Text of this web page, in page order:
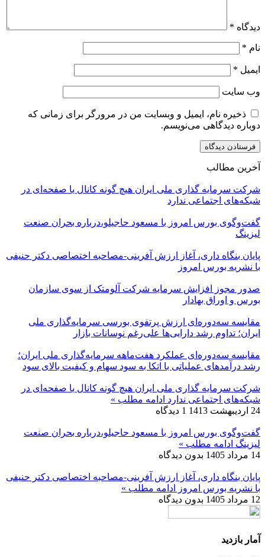
دیدگاه *
نام *
ایمیل *
وب‌ سایت
ذخیره نام، ایمیل و وبسایت من در مرورگر برای زمانی که
دوباره دیدگاهی می‌نویسم.
آخرین مطالب
شرکت سرمایه گذاری ملی ایران هیچ گونه کانال یا صفحه‌ای در
شبکه‌های اجتماعی ندارد
گفت‌وگوی بورس امروز با مسعود حاجیلو،درباره بحران صنعت
لیزینگ
پایان بنگاه داری، آغاز ارزش آفرینی-مصاحبه اختصاصی دکتر حنیفی
با نشریه بورس امروز
صدور مجوز افزایش سرمایه شرکت آلومتک از سوی سازمان
بورس و اوراق بهادار
مقایسه سه‌دوره‌ای ارزش پرتفوی بورسی سرمایه‌گذاری ملی
ایران؛ تداوم رشد دارایی‌ها علی‌رغم نوسانات بازار
مقایسه سه‌دوره‌ای عملکرد هفت‌ماهه سرمایه‌گذاری ملی ایران؛
رشد درآمدهای عملیاتی با اتکا به سود سهام و کیفیت بالای سود
شرکت سرمایه گذاری ملی ایران هیچ گونه کانال یا صفحه‌ای در
شبکه‌های اجتماعی ندارد ادامه مطلب »
24 اردیبهشت 1413
1 دیدگاه
گفت‌وگوی بورس امروز با مسعود حاجیلو،درباره بحران صنعت
لیزینگ ادامه مطلب »
14 مرداد 1405
بدون دیدگاه
پایان بنگاه داری، آغاز ارزش آفرینی-مصاحبه اختصاصی دکتر حنیفی
با نشریه بورس امروز
ادامه مطلب »
12 مرداد 1405
بدون دیدگاه
آمار بازدید